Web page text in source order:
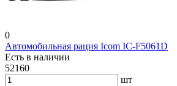
0
Автомобильная рация Icom IC-F5061D
Есть в наличии
52160
шт